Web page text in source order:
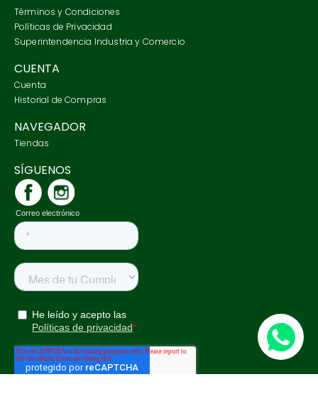
Términos y Condiciones
Políticas de Privacidad
Superintendencia Industria y Comercio
CUENTA
Cuenta
Historial de Compras
NAVEGADOR
Tiendas
SÍGUENOS